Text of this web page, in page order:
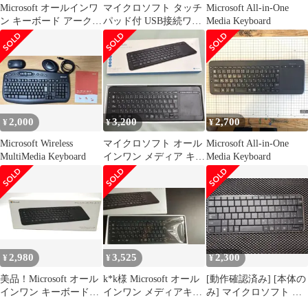
Microsoft オールインワ
ン キーボード アークマ
ウス NumberPad
マイクロソフト タッチ
パッド付 USB接続ワイ
ヤレスキーボード
Microsoft All-in-One
Media Keyboard
¥ 2,000
Microsoft Wireless
MultiMedia Keyboard
¥3,200
マイクロソフト オール
インワン メディア キー
ボード
¥2,700
Microsoft All-in-One
Media Keyboard
¥ 2,980
美品！Microsoft オール
インワン キーボード
¥3,525
k*k様 Microsoft オール
インワン メディアキー
¥2,300
[動作確認済み] [本体の
み] マイクロソフト ブ